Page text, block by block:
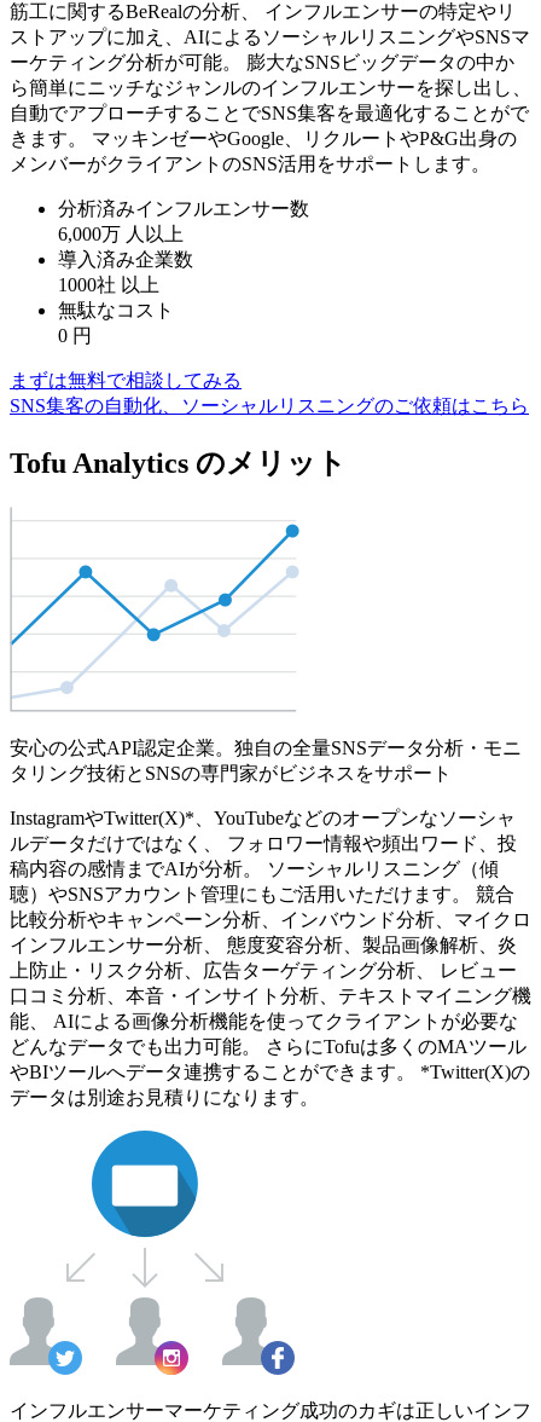
筋工に関するBeRealの分析、 インフルエンサーの特定やリ
ストアップに加え、AIによるソーシャルリスニングやSNSマ
ーケティング分析が可能。 膨大なSNSビッグデータの中か
ら簡単にニッチなジャンルのインフルエンサーを探し出し、
自動でアプローチすることでSNS集客を最適化することがで
きます。 マッキンゼーやGoogle、リクルートやP&G出身の
メンバーがクライアントのSNS活用をサポートします。
分析済みインフルエンサー数
6,000万 人以上
導入済み企業数
1000社 以上
無駄なコスト
0 円
まずは無料で相談してみる
SNS集客の自動化、ソーシャルリスニングのご依頼はこちら
Tofu Analytics のメリット
安心の公式API認定企業。独自の全量SNSデータ分析・モニ
タリング技術とSNSの専門家がビジネスをサポート
InstagramやTwitter(X)*、YouTubeなどのオープンなソーシャ
ルデータだけではなく、 フォロワー情報や頻出ワード、投
稿内容の感情までAIが分析。 ソーシャルリスニング（傾
聴）やSNSアカウント管理にもご活用いただけます。 競合
比較分析やキャンペーン分析、インバウンド分析、マイクロ
インフルエンサー分析、 態度変容分析、製品画像解析、炎
上防止・リスク分析、広告ターゲティング分析、 レビュー
口コミ分析、本音・インサイト分析、テキストマイニング機
能、 AIによる画像分析機能を使ってクライアントが必要な
どんなデータでも出力可能。 さらにTofuは多くのMAツール
やBIツールへデータ連携することができます。 *Twitter(X)の
データは別途お見積りになります。
インフルエンサーマーケティング成功のカギは正しいインフ